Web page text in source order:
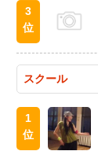
3
位
スクール
1
位